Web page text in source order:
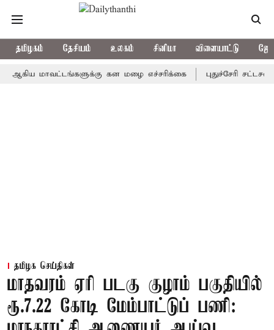
தமிழகம் தேசியம் உலகம் சினிமா விளையாட்டு
மாவட்டங்களுக்கு கன மழை எச்சரிக்கை புதுச்சேரி
தமிழக செய்திகள்
மாதவரம் ஏரி படகு குழாம் பகுதியில்
ரூ.7.22 கோடி மேம்பாட்டுப் பணி: